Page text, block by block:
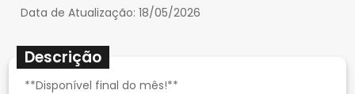
Data de Atualização: 18/05/2026
Descrição
**Disponível final do mês!**